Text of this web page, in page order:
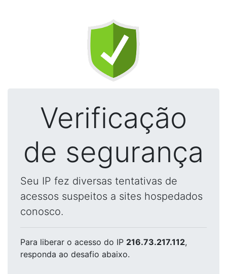
Verificação
de segurança
Seu IP fez diversas tentativas de
acessos suspeitos a sites hospedados
conosco.
Para liberar o acesso do IP 216.73.217.112,
responda ao desafio abaixo.